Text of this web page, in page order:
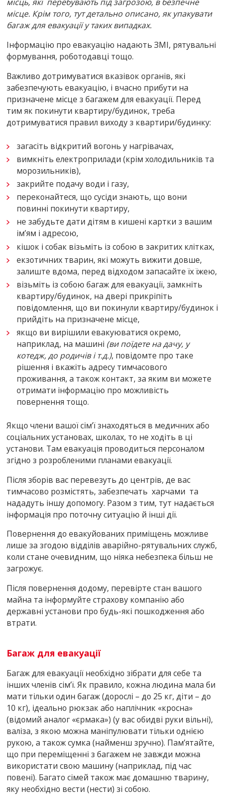
місць, які перебувають під загрозою, в безпечне
місце. Крім того, тут детально описано, як упакувати
багаж для евакуації у таких випадках.
Інформацію про евакуацію надають ЗМІ, рятувальні
формування, роботодавці тощо.
Важливо дотримуватися вказівок органів, які
забезпечують евакуацію, і вчасно прибути на
призначене місце з багажем для евакуації. Перед
тим як покинути квартиру/будинок, треба
дотримуватися правил виходу з квартири/будинку:
загасіть відкритий вогонь у нагрівачах,
вимкніть електроприлади (крім холодильників та
морозильників),
закрийте подачу води і газу,
переконайтеся, що сусіди знають, що вони
повинні покинути квартиру,
не забудьте дати дітям в кишені картки з вашим
ім’ям і адресою,
кішок і собак візьміть із собою в закритих клітках,
екзотичних тварин, які можуть вижити довше,
залиште вдома, перед відходом запасайте їх їжею,
візьміть із собою багаж для евакуації, замкніть
квартиру/будинок, на двері прикріпіть
повідомлення, що ви покинули квартиру/будинок і
прийдіть на призначене місце,
якщо ви вирішили евакуюватися окремо,
наприклад, на машині (ви поїдете на дачу, у
котедж, до родичів і т.д.), повідомте про таке
рішення і вкажіть адресу тимчасового
проживання, а також контакт, за яким ви можете
отримати інформацію про можливість
повернення тощо.
Якщо члени вашої сім’ї знаходяться в медичних або
соціальних установах, школах, то не ходіть в ці
установи. Там евакуація проводиться персоналом
згідно з розробленими планами евакуації.
Після зборів вас перевезуть до центрів, де вас
тимчасово розмістять, забезпечать харчами та
нададуть іншу допомогу. Разом з тим, тут надається
інформація про поточну ситуацію й інші дії.
Повернення до евакуйованих приміщень можливе
лише за згодою відділів аварійно-рятувальних служб,
коли стане очевидним, що ніяка небезпека більш не
загрожує.
Після повернення додому, перевірте стан вашого
майна та інформуйте страхову компанію або
державні установи про будь-які пошкодження або
втрати.
Багаж для евакуації
Багаж для евакуації необхідно зібрати для себе та
інших членів сім’ї. Як правило, кожна людина мала би
мати тільки один багаж (дорослі – до 25 кг, діти – до
10 кг), ідеально рюкзак або наплічник «кросна»
(відомий аналог «єрмака») (у вас обидві руки вільні),
валіза, з якою можна маніпулювати тільки однією
рукою, а також сумка (найменш зручно). Пам’ятайте,
що при переміщенні з багажем не завжди можна
використати свою машину (наприклад, під час
повені). Багато сімей також має домашню тварину,
яку необхідно вести (нести) зі собою.